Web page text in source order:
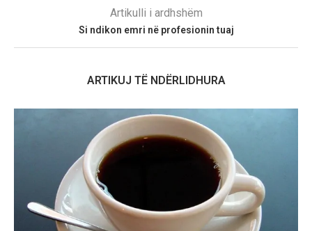
Artikulli i ardhshëm
Si ndikon emri në profesionin tuaj
ARTIKUJ TË NDËRLIDHURA